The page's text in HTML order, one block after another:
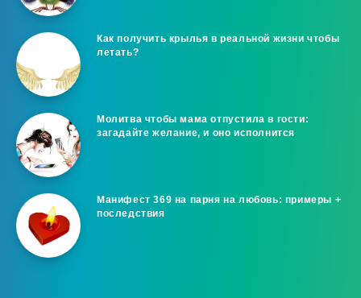
Как получить крылья в реальной жизни чтобы
летать?
Молитва чтобы мама отпустила в гости:
загадайте желание, и оно исполнится
Манифест 369 на парня на любовь: примеры +
последствия